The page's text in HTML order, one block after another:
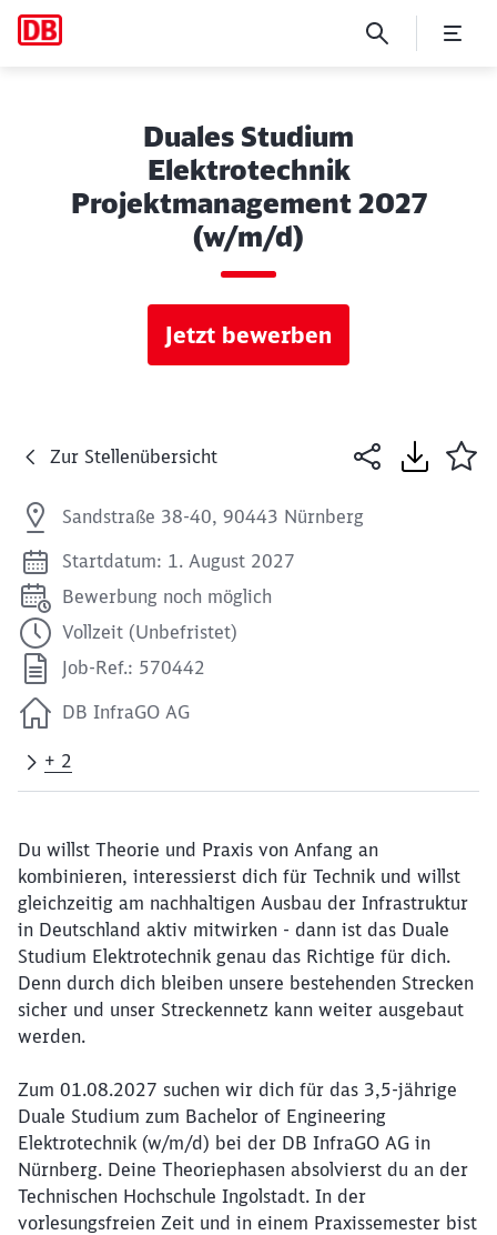
Duales Studium
Elektrotechnik
Projektmanagement 2027
(w/m/d)
Jetzt bewerben
Zur Stellenübersicht
Sandstraße 38-40, 90443 Nürnberg
Startdatum: 1. August 2027
Bewerbung noch möglich
Vollzeit (Unbefristet)
Job-Ref.: 570442
DB InfraGO AG
+ 2
Du willst Theorie und Praxis von Anfang an
kombinieren, interessierst dich für Technik und willst
gleichzeitig am nachhaltigen Ausbau der Infrastruktur
in Deutschland aktiv mitwirken - dann ist das Duale
Studium Elektrotechnik genau das Richtige für dich.
Denn durch dich bleiben unsere bestehenden Strecken
sicher und unser Streckennetz kann weiter ausgebaut
werden.
Zum 01.08.2027 suchen wir dich für das 3,5-jährige
Duale Studium zum Bachelor of Engineering
Elektrotechnik (w/m/d) bei der DB InfraGO AG in
Nürnberg. Deine Theoriephasen absolvierst du an der
Technischen Hochschule Ingolstadt. In der
vorlesungsfreien Zeit und in einem Praxissemester bist